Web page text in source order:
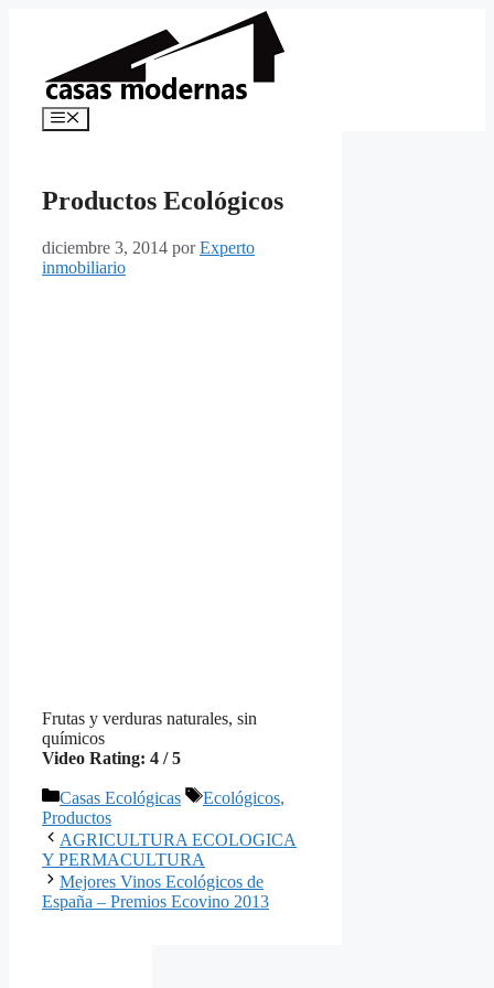
Menú
Productos Ecológicos
diciembre 3, 2014 porExperto
inmobiliario
Frutas y verduras naturales, sin
químicos
Video Rating: 4 / 5
Categorías
Casas Ecológicas Etiquetas
Ecológicos,
Productos
AGRICULTURA ECOLOGICA
Y PERMACULTURA
Mejores Vinos Ecológicos de
España – Premios Ecovino 2013